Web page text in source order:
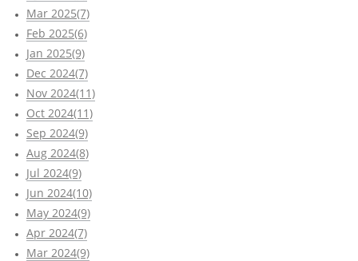
Mar 2025(7)
Feb 2025(6)
Jan 2025(9)
Dec 2024(7)
Nov 2024(11)
Oct 2024(11)
Sep 2024(9)
Aug 2024(8)
Jul 2024(9)
Jun 2024(10)
May 2024(9)
Apr 2024(7)
Mar 2024(9)